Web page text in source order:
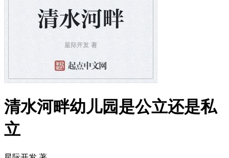
清水河畔幼儿园是公立还是私
立